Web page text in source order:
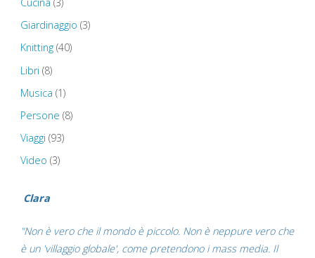
Giardinaggio (3)
Knitting(40)
Libri (8)
Musica (1)
Persone (8)
Viaggi (93)
Video (3)
Clara
"Non è vero che il mondo è piccolo. Non è neppure vero che
è un 'villaggio globale', come pretendono i mass media. Il